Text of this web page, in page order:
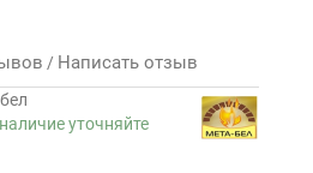
/ Написать отзыв
уточняйте